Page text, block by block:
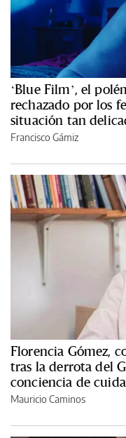
‘Blue Film’, el
rechazado por los
situación tan
Francisco Gámiz
Florencia Gómez,
tras la derrota del
conciencia de
Mauricio Caminos